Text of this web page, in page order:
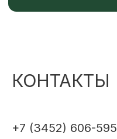
КОНТАКТЫ
+7 (3452) 606-595